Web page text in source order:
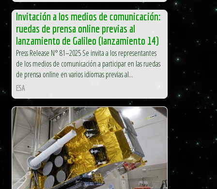
Invitación a los medios de comunicación:
ruedas de prensa online previas al
lanzamiento de Galileo (lanzamiento 14)
Press Release N° 81–2025 Se invita a los representantes
de los medios de comunicación a participar en las ruedas
de prensa online en varios idiomas previas al...
ESA